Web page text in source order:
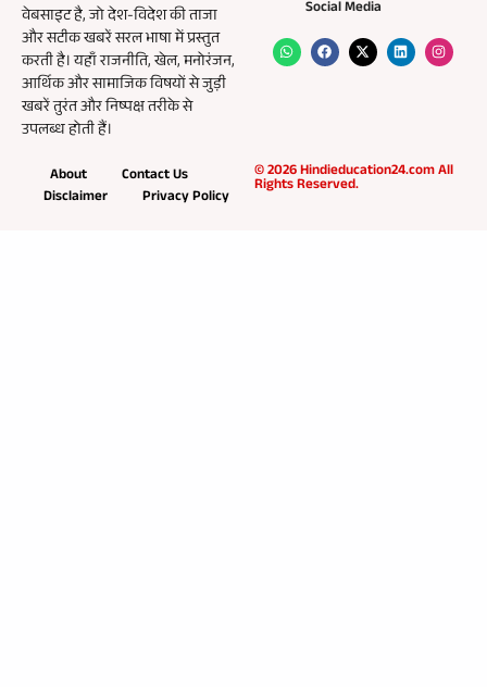
वेबसाइट है, जो देश-विदेश की ताजा
और सटीक खबरें सरल भाषा में प्रस्तुत
करती है। यहाँ राजनीति, खेल, मनोरंजन,
आर्थिक और सामाजिक विषयों से जुड़ी
खबरें तुरंत और निष्पक्ष तरीके से
उपलब्ध होती हैं।
Social Media
About
Contact Us
Disclaimer
Privacy Policy
© 2026 Hindieducation24.com All
Rights Reserved.